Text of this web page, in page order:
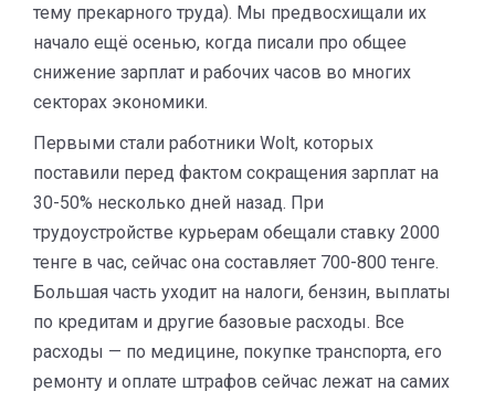
тему прекарного труда). Мы предвосхищали их
начало ещё осенью, когда писали про общее
снижение зарплат и рабочих часов во многих
секторах экономики.
Первыми стали работники Wolt, которых
поставили перед фактом сокращения зарплат на
30-50% несколько дней назад. При
трудоустройстве курьерам обещали ставку 2000
тенге в час, сейчас она составляет 700-800 тенге.
Большая часть уходит на налоги, бензин, выплаты
по кредитам и другие базовые расходы. Все
расходы — по медицине, покупке транспорта, его
ремонту и оплате штрафов сейчас лежат на самих